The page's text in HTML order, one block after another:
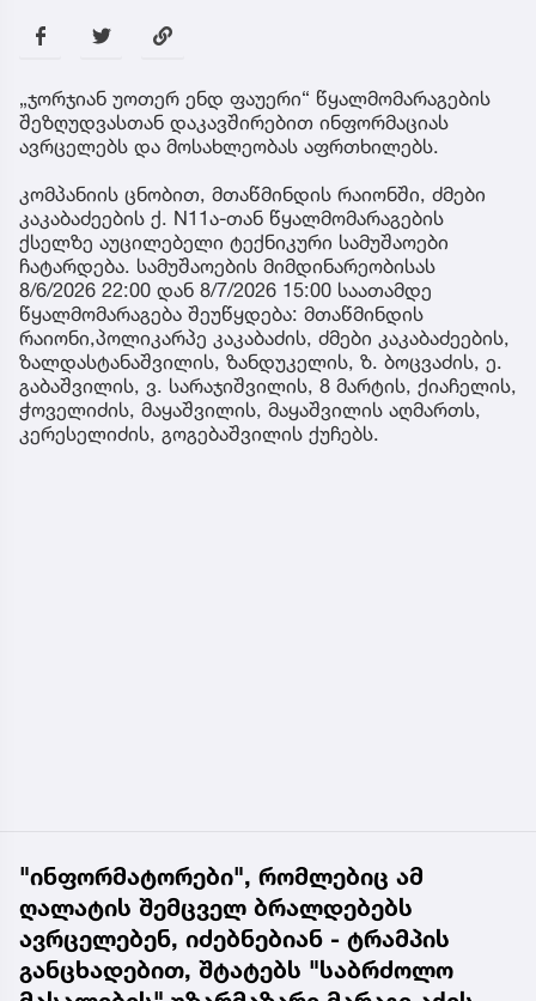
„ჯორჯიან უოთერ ენდ ფაუერი“ წყალმომარაგების
შეზღუდვასთან დაკავშირებით ინფორმაციას
ავრცელებს და მოსახლეობას აფრთხილებს.
კომპანიის ცნობით, მთაწმინდის რაიონში, ძმები
კაკაბაძეების ქ. N11ა-თან წყალმომარაგების
ქსელზე აუცილებელი ტექნიკური სამუშაოები
ჩატარდება. სამუშაოების მიმდინარეობისას
8/6/2026 22:00 დან 8/7/2026 15:00 საათამდე
წყალმომარაგება შეუწყდება: მთაწმინდის
რაიონი,პოლიკარპე კაკაბაძის, ძმები კაკაბაძეების,
ზალდასტანაშვილის, ზანდუკელის, ზ. ბოცვაძის, ე.
გაბაშვილის, ვ. სარაჯიშვილის, 8 მარტის, ქიაჩელის,
ჭოველიძის, მაყაშვილის, მაყაშვილის აღმართს,
კერესელიძის, გოგებაშვილის ქუჩებს.
"ინფორმატორები", რომლებიც ამ
ღალატის შემცველ ბრალდებებს
ავრცელებენ, იძებნებიან - ტრამპის
განცხადებით, შტატებს "საბრძოლო